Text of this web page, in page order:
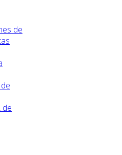
de
de